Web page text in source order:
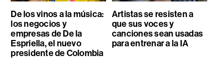
De los vinos a la música:
los negocios y
empresas de De la
Espriella, el nuevo
presidente de Colombia
Artistas se resisten a
que sus voces y
canciones sean usadas
para entrenar a la IA